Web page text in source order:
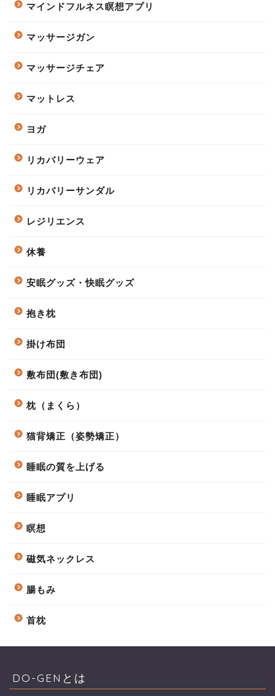
マインドフルネス瞑想アプリ
マッサージガン
マッサージチェア
マットレス
ヨガ
リカバリーウェア
リカバリーサンダル
レジリエンス
休養
安眠グッズ・快眠グッズ
抱き枕
掛け布団
敷布団(敷き布団)
枕（まくら）
猫背矯正（姿勢矯正）
睡眠の質を上げる
睡眠アプリ
瞑想
磁気ネックレス
腸もみ
首枕
DO-GENとは